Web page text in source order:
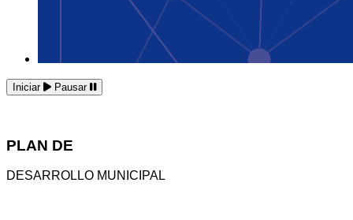
Iniciar Pausar
PLAN DE
DESARROLLO MUNICIPAL